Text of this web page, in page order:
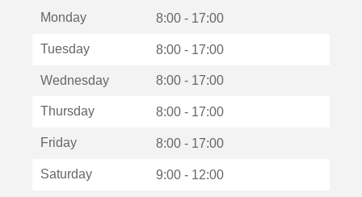
Monday 8:00 - 17:00
Tuesday 8:00 - 17:00
Wednesday 8:00 - 17:00
Thursday 8:00 - 17:00
Friday 8:00 - 17:00
Saturday 9:00 - 12:00